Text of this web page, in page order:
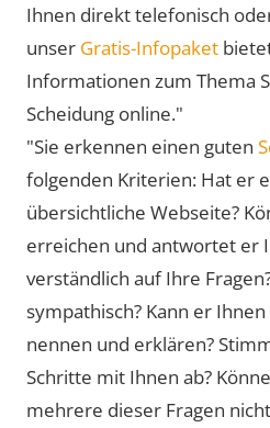
Ihnen direkt telefonisch
unser Gratis-Infopaket
Informationen zum Thema
Scheidung online."
"Sie erkennen einen guten
folgenden Kriterien: Hat er
übersichtliche Webseite?
erreichen und antwortet er
verständlich auf Ihre
sympathisch? Kann er
nennen und erklären?
Schritte mit Ihnen ab?
mehrere dieser Fragen